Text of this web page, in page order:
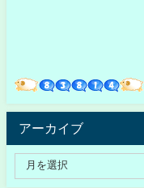
アーカイブ